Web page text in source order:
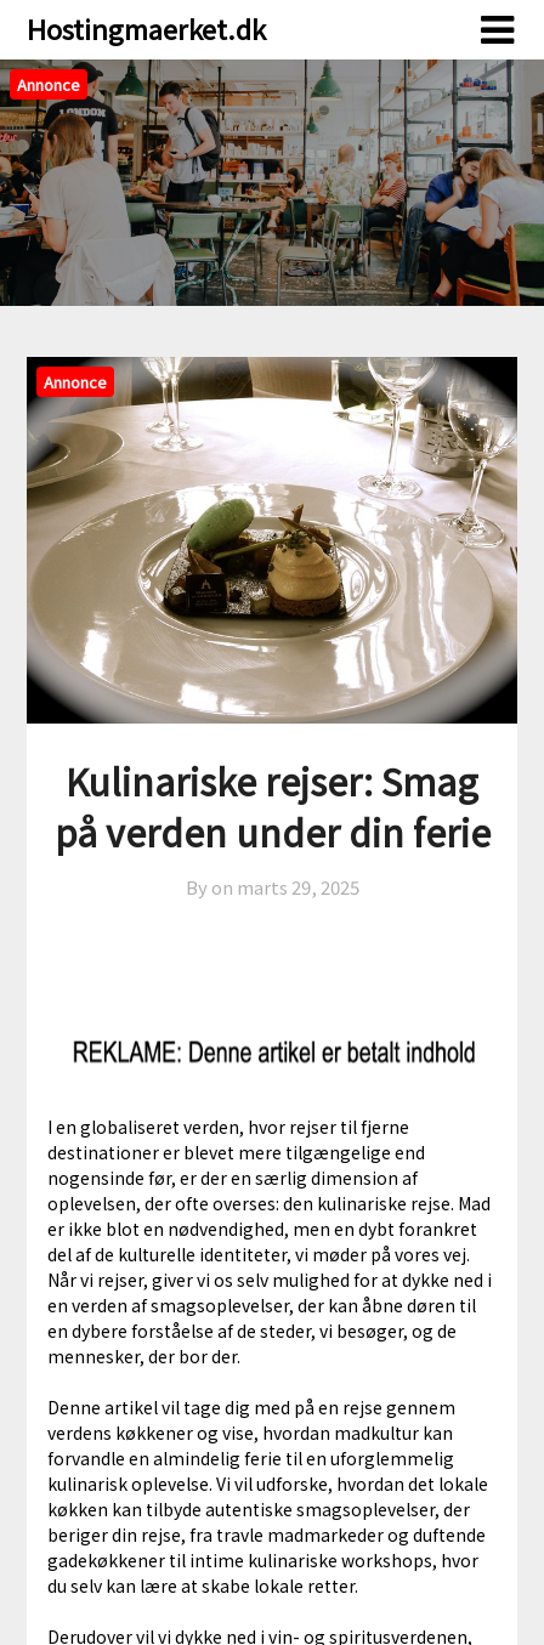
Skip
content
Skip
content
Hostingmaerket.dk
Annonce
Annonce
Kulinariske rejser: Smag
på verden under din ferie
By on marts 29, 2025
I en globaliseret verden, hvor rejser til fjerne
destinationer er blevet mere tilgængelige end
nogensinde før, er der en særlig dimension af
oplevelsen, der ofte overses: den kulinariske rejse. Mad
er ikke blot en nødvendighed, men en dybt forankret
del af de kulturelle identiteter, vi møder på vores vej.
Når vi rejser, giver vi os selv mulighed for at dykke ned i
en verden af smagsoplevelser, der kan åbne døren til
en dybere forståelse af de steder, vi besøger, og de
mennesker, der bor der.
Denne artikel vil tage dig med på en rejse gennem
verdens køkkener og vise, hvordan madkultur kan
forvandle en almindelig ferie til en uforglemmelig
kulinarisk oplevelse. Vi vil udforske, hvordan det lokale
køkken kan tilbyde autentiske smagsoplevelser, der
beriger din rejse, fra travle madmarkeder og duftende
gadekøkkener til intime kulinariske workshops, hvor
du selv kan lære at skabe lokale retter.
Derudover vil vi dykke ned i vin- og spiritusverdenen,